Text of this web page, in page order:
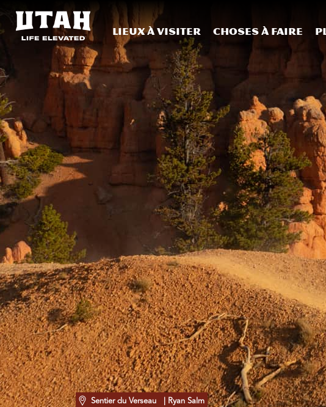
Skip to content
Lieux à visiter Choses à faire
Sentier du Verseau | Ryan Salm